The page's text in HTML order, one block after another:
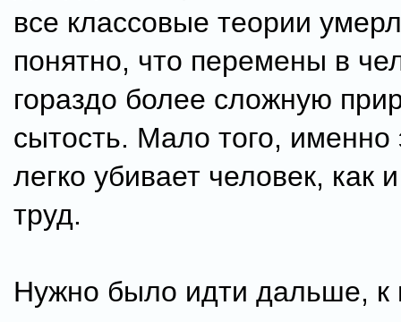
все классовые теории
понятно, что перемены в
гораздо более сложную
сытость. Мало того, именно
легко убивает человек, как
труд.
Нужно было идти дальше, к